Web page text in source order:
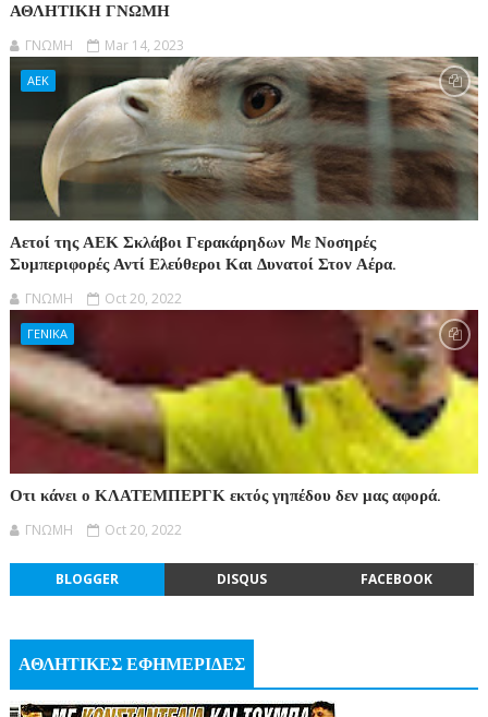
ΑΘΛΗΤΙΚΗ ΓΝΩΜΗ
ΓΝΩΜΗ Mar 14, 2023
ΑΕΚ
Αετοί της ΑΕΚ Σκλάβοι Γερακάρηδων Mε Νοσηρές
Συμπεριφορές Αντί Ελεύθεροι Και Δυνατοί Στον Αέρα.
ΓΝΩΜΗ Oct 20, 2022
ΓΕΝΙΚΑ
Οτι κάνει ο ΚΛΑΤΕΜΠΕΡΓΚ εκτός γηπέδου δεν μας αφορά.
ΓΝΩΜΗ Oct 20, 2022
BLOGGER DISQUS FACEBOOK
ΑΘΛΗΤΙΚΕΣ ΕΦΗΜΕΡΙΔΕΣ